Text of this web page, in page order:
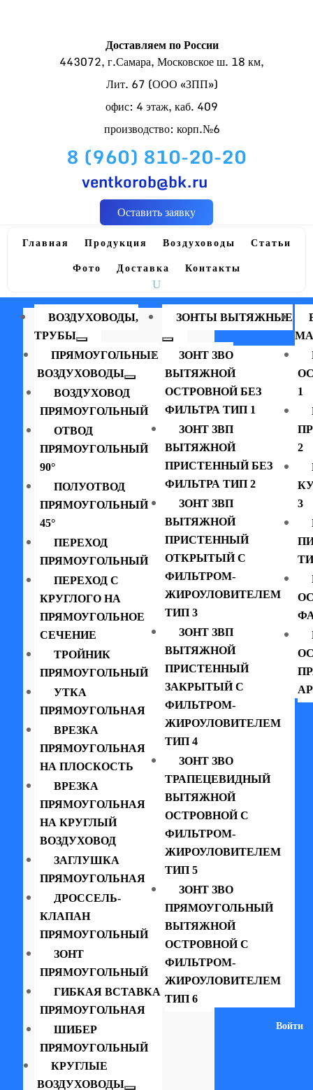
Доставляем по России
443072, г.Самара, Московское ш. 18 км,
Лит. 67 (ООО «ЗПП»)
офис: 4 этаж, каб. 409
производство: корп.№6
8 (960) 810-20-20
ventkorob@bk.ru
Оставить заявку
Главная Продукция Воздуховоды
Статьи
Фото
Доставка Контакты
ВОЗДУХОВОДЫ,
ТРУБЫ
ПРЯМОУГОЛЬНЫЕ
ВОЗДУХОВОДЫ
ВОЗДУХОВОД
ПРЯМОУГОЛЬНЫЙ
ОТВОД
ПРЯМОУГОЛЬНЫЙ
90°
ПОЛУОТВОД
ПРЯМОУГОЛЬНЫЙ
45°
ПЕРЕХОД
ПРЯМОУГОЛЬНЫЙ
ПЕРЕХОД С
КРУГЛОГО НА
ПРЯМОУГОЛЬНОЕ
СЕЧЕНИЕ
ТРОЙНИК
ПРЯМОУГОЛЬНЫЙ
УТКА
ПРЯМОУГОЛЬНАЯ
ВРЕЗКА
ПРЯМОУГОЛЬНАЯ
НА ПЛОСКОСТЬ
ВРЕЗКА
ПРЯМОУГОЛЬНАЯ
НА КРУГЛЫЙ
ВОЗДУХОВОД
ЗАГЛУШКА
ПРЯМОУГОЛЬНАЯ
ДРОССЕЛЬ-
КЛАПАН
ПРЯМОУГОЛЬНЫЙ
ЗОНТ
ПРЯМОУГОЛЬНЫЙ
ГИБКАЯ ВСТАВКА
ПРЯМОУГОЛЬНАЯ
ШИБЕР
ПРЯМОУГОЛЬНЫЙ
КРУГЛЫЕ
ВОЗДУХОВОДЫ
ЗОНТЫ ВЫТЯЖНЫЕ
ЗОНТ ЗВО
ВЫТЯЖНОЙ
ОСТРОВНОЙ БЕЗ
ФИЛЬТРА ТИП 1
ЗОНТ ЗВП
ВЫТЯЖНОЙ
ПРИСТЕННЫЙ БЕЗ
ФИЛЬТРА ТИП 2
ЗОНТ ЗВП
ВЫТЯЖНОЙ
ПРИСТЕННЫЙ
ОТКРЫТЫЙ С
ФИЛЬТРОМ-
ЖИРОУЛОВИТЕЛЕМ
ТИП 3
ЗОНТ ЗВП
ВЫТЯЖНОЙ
ПРИСТЕННЫЙ
ЗАКРЫТЫЙ С
ФИЛЬТРОМ-
ЖИРОУЛОВИТЕЛЕМ
ТИП 4
ЗОНТ ЗВО
ТРАПЕЦЕВИДНЫЙ
ВЫТЯЖНОЙ
ОСТРОВНОЙ С
ФИЛЬТРОМ-
ЖИРОУЛОВИТЕЛЕМ
ТИП 5
ЗОНТ ЗВО
ПРЯМОУГОЛЬНЫЙ
ВЫТЯЖНОЙ
ОСТРОВНОЙ С
ФИЛЬТРОМ-
ЖИРОУЛОВИТЕЛЕМ
ТИП 6
1
2
3
Войти